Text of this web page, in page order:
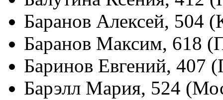
Баранов Алексей, 504
Баранов Максим, 618
Баринов Евгений, 407
Барэлл Мария, 524